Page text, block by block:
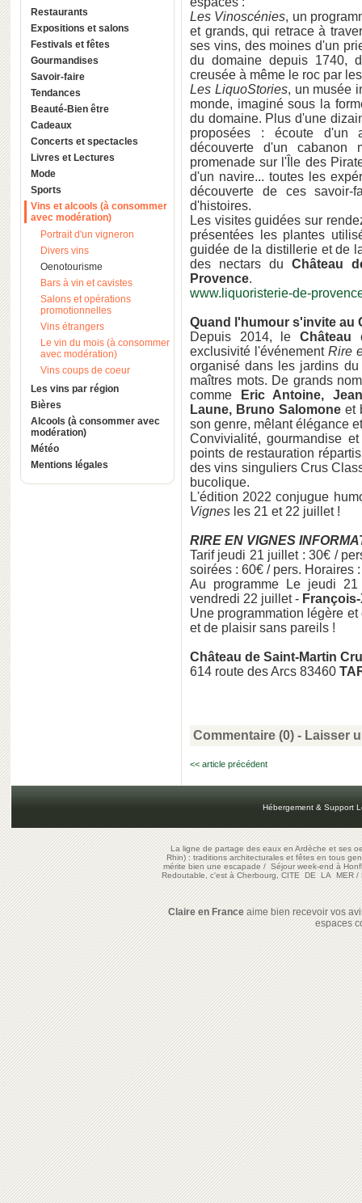
Restaurants
Expositions et salons
Festivals et fêtes
Gourmandises
Savoir-faire
Tendances
Beauté-Bien être
Cadeaux
Concerts et spectacles
Livres et Lectures
Mode
Sports
Vins et alcools (à consommer
avec modération)
Portrait d'un vigneron
Divers vins
Oenotourisme
Bars à vin et cavistes
Salons et opérations
promotionnelles
Vins étrangers
Le vin du mois (à consommer
avec modération)
Vins coups de coeur
Les vins par région
Bières
Alcools (à consommer avec
modération)
Météo
Mentions légales
Les Vinoscénies, un
et grands, qui retrace à
ses vins, des moines d'un
du domaine depuis 1740,
creusée à même le roc par
Les LiquoStories, un musée
monde, imaginé sous la
du domaine. Plus d'une
proposées : écoute d'un
découverte d'un cabanon
promenade sur l'Île des
d'un navire... toutes les
découverte de ces
d'histoires.
Les visites guidées sur
présentées les plantes
guidée de la distillerie et de
des nectars duChâteau
Provence.
www.liquoristerie-de-
Quand l'humour s'invite au
Depuis 2014, le Château
exclusivité l'événement Rire
organisé dans les jardins
maîtres mots. De grands
comme
Eric Antoine,
Laune, Bruno Salomone et
son genre, mêlant élégance
Convivialité, gourmandise
points de restauration
des vins singuliers Crus
bucolique.
L'édition 2022 conjugue
Vignes les 21 et 22 juillet !
RIRE EN VIGNES
Tarif jeudi 21 juillet : 30€ /
soirées : 60€ / pers. Horaires
Au programme Le jeudi
vendredi 22 juillet -
Une programmation légère
et de plaisir sans pareils !
Château de Saint-Martin
614 route des Arcs 83460
Commentaire (0) - Laisser
<< article précédent
Hébergement & Support
La ligne de partage des eaux en Ardèche et ses
Rhin) : traditions architecturales et fêtes en tous
mérite bien une escapade/Séjour week-end à
Redoutable, c'est à Cherbourg, CITE DE LA MER/
Claire en Franceaime bien recevoir vos
espaces